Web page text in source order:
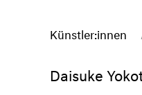
Künstler:innen
Daisuke